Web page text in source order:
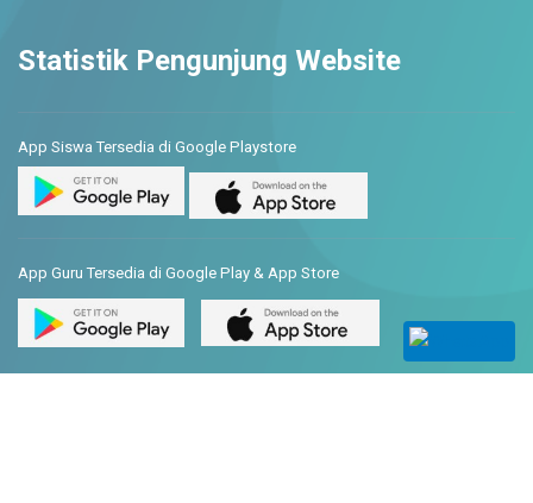
Statistik Pengunjung Website
App Siswa Tersedia di Google Playstore
App Guru Tersedia di Google Play & App Store